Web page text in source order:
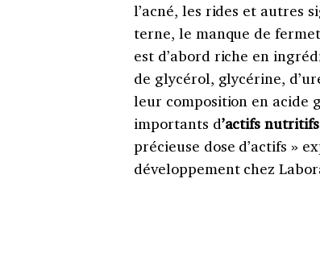
l’acné, les rides et autres
terne, le manque de
est d’abord riche en
de glycérol, glycérine,
leur composition en acide
importants d’actifs nutritifs
précieuse dose d’actifs »
développement chez